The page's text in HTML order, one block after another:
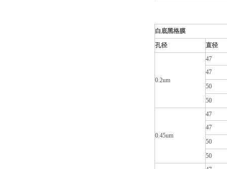
白底黑格膜
孔径
直径
0.2um
47
47
50
50
0.45um
47
47
50
50